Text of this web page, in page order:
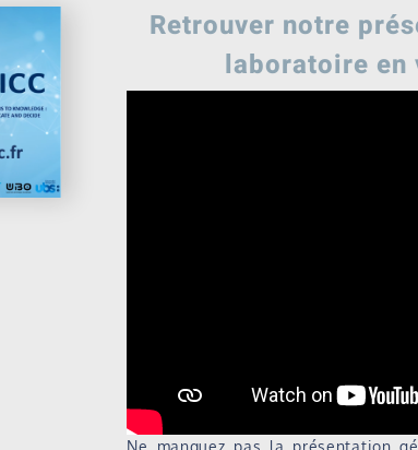
Retrouver notre
laboratoire en
Ne manquez pas la présentation